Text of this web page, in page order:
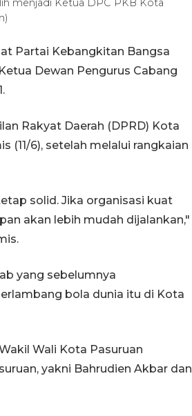
menjadi Ketua DPC PKB Kota
Partai Kebangkitan Bangsa
Dewan Pengurus Cabang
Rakyat Daerah (DPRD) Kota
(11/6), setelah melalui rangkaian
solid. Jika organisasi kuat
akan lebih mudah dijalankan,"
yang sebelumnya
bola dunia itu di Kota
Wali Kota Pasuruan
yakni Bahrudien Akbar dan